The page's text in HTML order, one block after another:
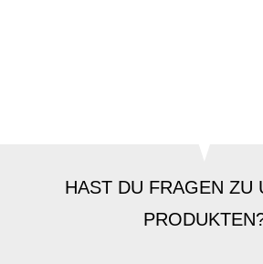
HAST DU FRAGEN ZU